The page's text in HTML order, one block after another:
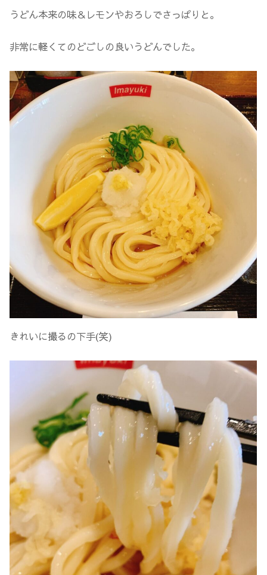
うどん本来の味＆レモンやおろしでさっぱりと。
非常に軽くてのどごしの良いうどんでした。
きれいに撮るの下手(笑)